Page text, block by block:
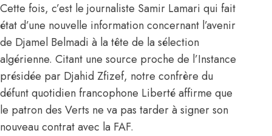
Cette fois, c’est le journaliste Samir Lamari qui fait
état d’une nouvelle information concernant l’avenir
de Djamel Belmadi à la tête de la sélection
algérienne. Citant une source proche de l’Instance
présidée par Djahid Zfizef, notre confrère du
défunt quotidien francophone Liberté affirme que
le patron des Verts ne va pas tarder à signer son
nouveau contrat avec la FAF.